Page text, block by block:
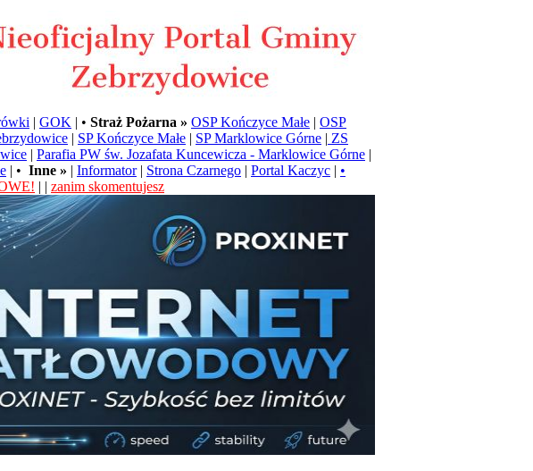
| GOK | • Straż Pożarna » OSP Kończyce Małe | OSP
| SP Kończyce Małe | SP Marklowice Górne | ZS
| Parafia PW św. Jozafata Kuncewicza - Marklowice Górne |
| • Inne » | Informator| Strona Czarnego | Portal Kaczyc | •
| | zanim skomentujesz